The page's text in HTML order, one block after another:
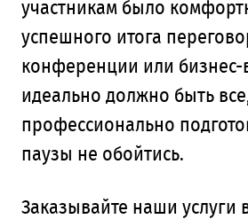
участникам было
успешного итога
конференции или бизнес-
идеально должно быть
профессионально
паузы не обойтись.
Заказывайте наши услуги